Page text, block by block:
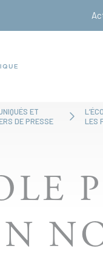
ET
DE PRESSE
LES